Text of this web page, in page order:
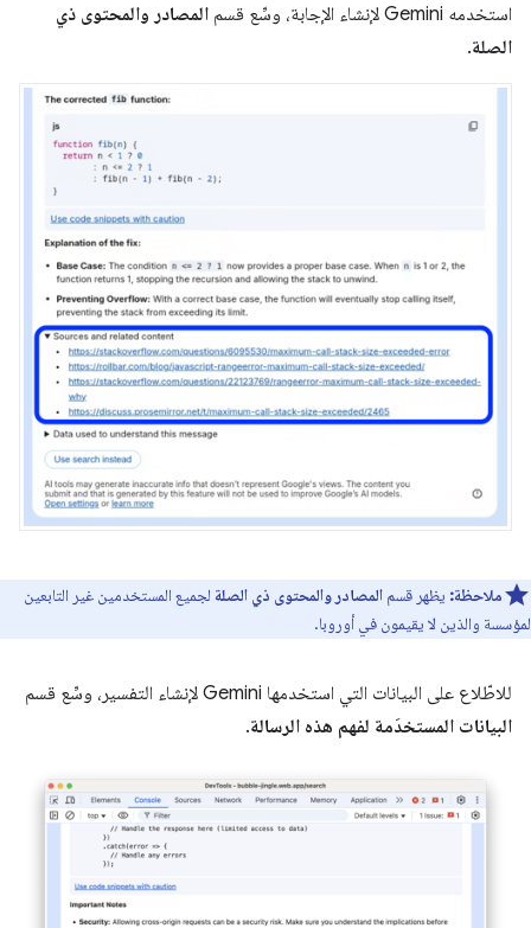
استخدمه Gemini لإنشاء الإجابة، وسِّع قسم
المصادر والمحتوى ذي
الصلة.
ملاحظة: يظهر قسم المصادر والمحتوى ذي الصلة لجميع المستخدمين غير التابعين
لمؤسسة والذين لا يقيمون في أوروبا.
للاطّلاع على البيانات التي استخدمها Gemini لإنشاء التفسير، وسِّع قسم
البيانات المستخدَمة لفهم هذه الرسالة.